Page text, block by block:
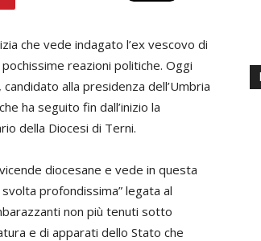
che vede indagato l’ex vescovo di
reazioni politiche. Oggi
alla presidenza dell’Umbria
ha seguito fin dall’inizio la
della Diocesi di Terni.
diocesane e vede in questa
profondissima” legata al
non più tenuti sotto
e di apparati dello Stato che